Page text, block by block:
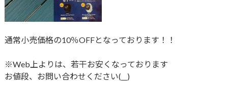
通常小売価格の10％OFFとなっております！！
※Web上よりは、若干お安くなっております
お値段、お問い合わせください(__)